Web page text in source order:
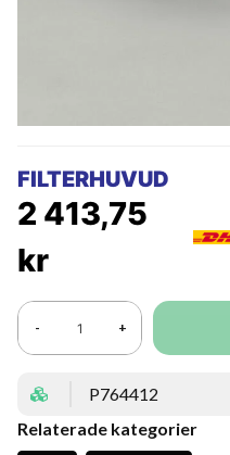
FILTERHUVUD
2 413,75
kr
- +
P764412
Relaterade kategorier